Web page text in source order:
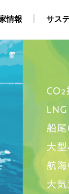
個人
情報
環境
ックス サス
サス
役員構成
海上職 キャリア採